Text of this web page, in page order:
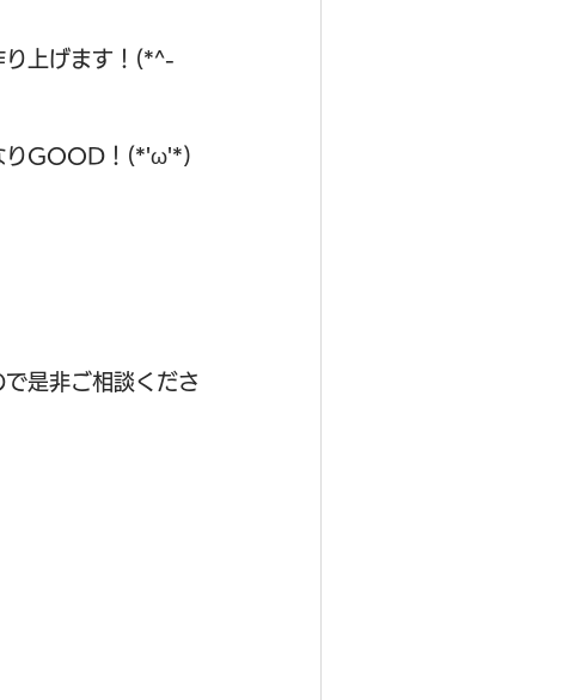
り上げます！(*^-
りGOOD！(*'ω'*)
是非ご相談くださ